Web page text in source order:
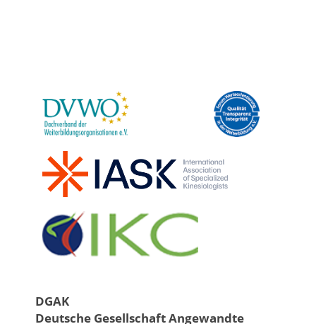
DGAK
Deutsche Gesellschaft Angewandte